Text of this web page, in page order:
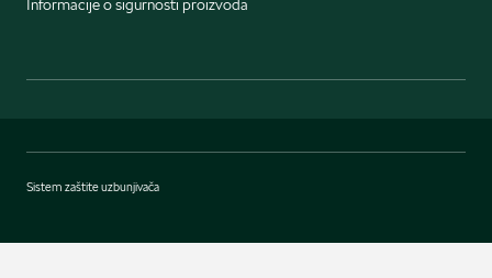
Informacije o sigurnosti proizvoda
Sistem zaštite uzbunjivača